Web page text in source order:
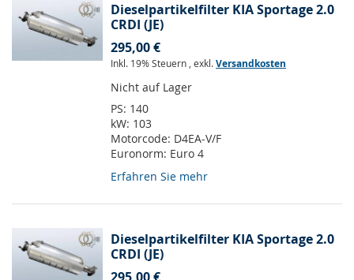
Dieselpartikelfilter KIA Sportage 2.0
CRDI (JE)
295,00 €
Inkl. 19% Steuern , exkl.Versandkosten
Nicht auf Lager
PS: 140
kW: 103
Motorcode: D4EA-V/F
Euronorm: Euro 4
Erfahren Sie mehr
Dieselpartikelfilter KIA Sportage 2.0
CRDI (JE)